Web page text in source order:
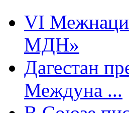
VI
МДН»
Дагестан
Междуна ...